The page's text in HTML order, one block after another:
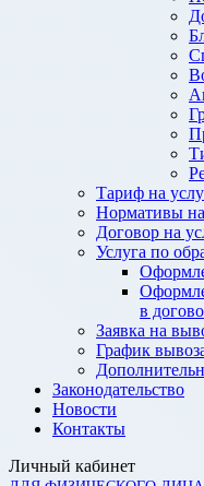
Тариф на
Нормативы
Договор на
Услуга по
в
Заявка на
График
Законодательство
Новости
Контакты
Личный кабинет